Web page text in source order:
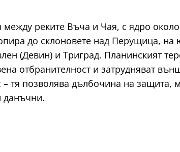
реките Въча и Чая, с ядро
до склоновете над Перущица, на
(Девин) и Триград. Планинският
отбранителност и затрудняват
тя позволява дълбочина на защита,
данъчни.